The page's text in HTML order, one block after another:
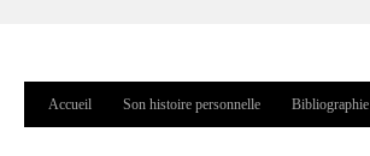
Menu principal
Accueil Son histoire personnelle Bibliographie